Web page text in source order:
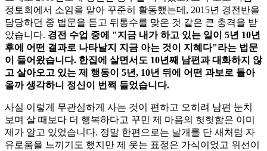
정토회에서 소임을 맡아 꾸준히 활동했는데, 2015년 경전반을
담당하던 중 법문을 듣고 뒤통수를 맞은 것 같은 큰 충격을 받
았습니다. 경전 수업 중에 "지금 내가 하고 있는 일이 5년 10년
후에 어떤 결과로 나타날지 지금 아는 것이 지혜다"라는 법문
이 들어왔습니다. 한집에 살면서도 10년째 남편과 대화하지 않
고 살아오고 있는 제 행동이 5년, 10년 뒤에 어떤 과보로 돌아
올까 생각하니 정신이 번쩍 들었습니다.
사실 이렇게 무관심하게 사는 것이 편하고 오히려 남편 눈치
보며 살 때보다 더 행복하다고 꾸민 제 마음의 헛헛함은 이미
제가 알고 있었습니다. 정말 한편으로는 날개를 단 새처럼 자
유로움을 느끼기도 했지만 제 웃는 표정은 가식이었고 위선이